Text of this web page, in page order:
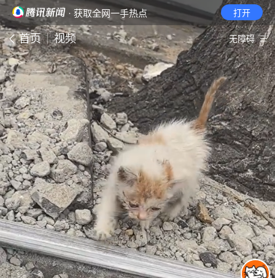
· 获取全网一手热点 打开
首页 视频 无障碍